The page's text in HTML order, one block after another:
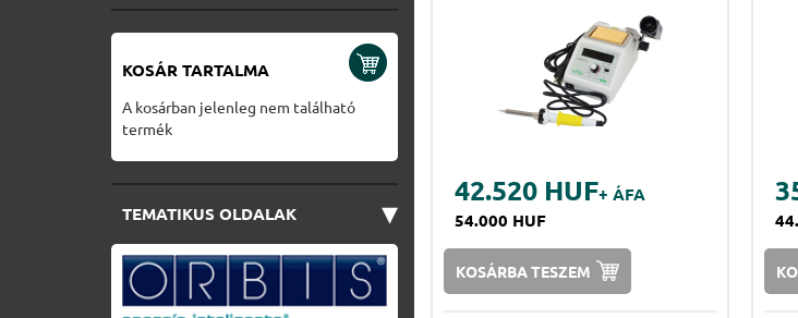
KOSÁR TARTALMA
A kosárban jelenleg nem található
termék
TEMATIKUS OLDALAK ▾
42.520 HUF+ ÁFA
54.000 HUF
KOSÁRBA TESZEM